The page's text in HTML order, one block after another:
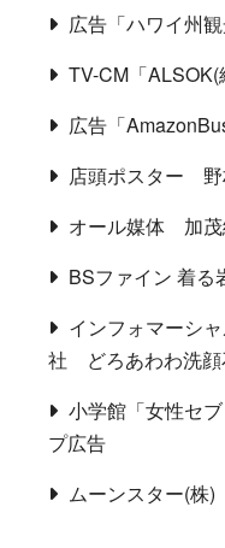
広告「ハワイ州
TV-CM「ALSOK(
広告「
店頭ポスター 野
オール媒体 加茂
BSファイン 着
インフォマーシ
社 どろあわわ洗顔
小学館「女性セ
プ広告
ムーンスター(株